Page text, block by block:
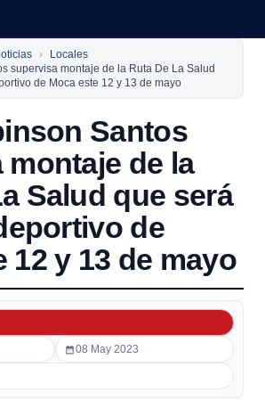
Locales
supervisa montaje de la Ruta De La Salud
de Moca este 12 y 13 de mayo
Santos
de la
Salud que será
de
12 y 13 de mayo
08 May 2023